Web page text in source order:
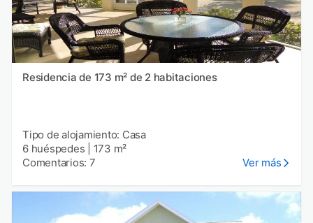
Residencia de 173 m² de 2 habitaciones
Tipo de alojamiento: Casa
6 huéspedes
173 m²
Comentarios: 7
Ver más